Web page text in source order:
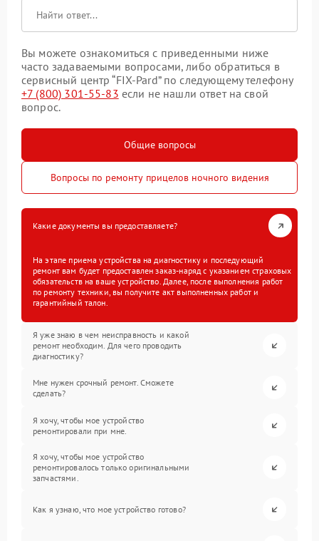
Вы можете ознакомиться с приведенными ниже
часто задаваемыми вопросами, либо обратиться в
сервисный центр “FIX-Pard” по следующему телефону
+7 (800) 301-55-83 если не нашли ответ на свой
вопрос.
Общие вопросы
Вопросы по ремонту прицелов ночного видения
Какие документы вы предоставляете?
На этапе приема устройства на диагностику и последующий
ремонт вам будет предоставлен заказ-наряд с указанием страховых
обязательств на ваше устройство. Далее, после выполнения работ
по ремонту техники, вы получите акт выполненных работ и
гарантийный талон.
Я уже знаю в чем неисправность и какой
ремонт необходим. Для чего проводить
диагностику?
Мне нужен срочный ремонт. Сможете
сделать?
Я хочу, чтобы мое устройство
ремонтировали при мне.
Я хочу, чтобы мое устройство
ремонтировалось только оригинальными
запчастями.
Как я узнаю, что мое устройство готово?